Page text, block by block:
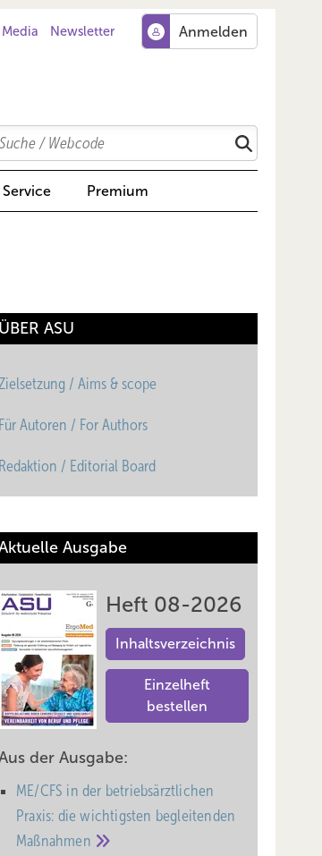
Media Newsletter
Search
Suchen
Service Premium
ÜBER ASU
/ Aims & scope
Für Autoren / For Authors
Redaktion / Editorial Board
Ausgabe
Heft 08-2026
Inhaltsverzeichnis
Einzelheft
bestellen
der Ausgabe:
ME/CFS in der betriebsärztlichen
Praxis: die wichtigsten begleitenden
Maßnahmen